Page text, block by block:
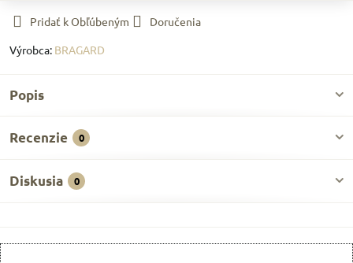
Pridať k Obľúbeným
Doručenia
Výrobca: BRAGARD
Popis
Recenzie 0
Diskusia 0